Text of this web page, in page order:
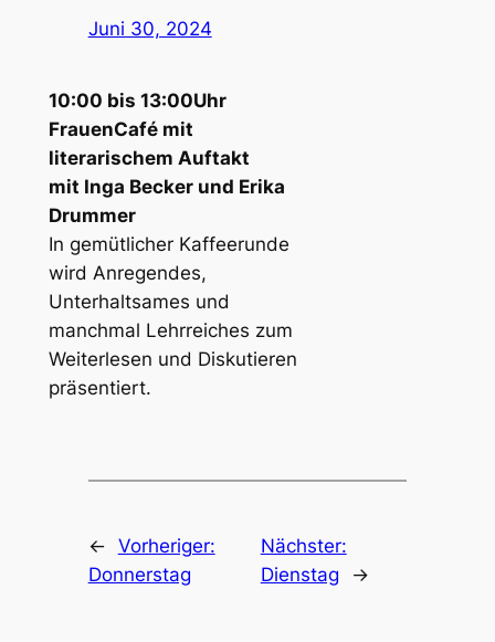
Juni 30, 2024
10:00 bis 13:00Uhr
FrauenCafé mit
literarischem Auftakt
mit Inga Becker und Erika
Drummer
In gemütlicher Kaffeerunde
wird Anregendes,
Unterhaltsames und
manchmal Lehrreiches zum
Weiterlesen und Diskutieren
präsentiert.
← Vorheriger:
Donnerstag
Nächster:
Dienstag
→